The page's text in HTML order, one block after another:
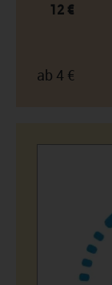
12 €
ab 4 €